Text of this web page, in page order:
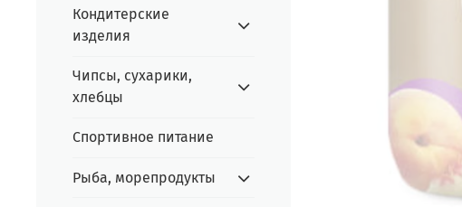
Кондитерские
изделия
Чипсы, сухарики,
хлебцы
Спортивное питание
Рыба, морепродукты